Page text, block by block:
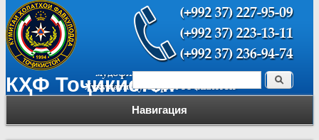
КҲФ Тоҷикистон
Навигация
Форма поиска Поиск